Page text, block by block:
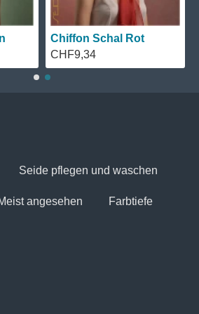
Chiffon Schal Rot
CHF9,34
Seide pflegen und waschen
angesehen Farbtiefe